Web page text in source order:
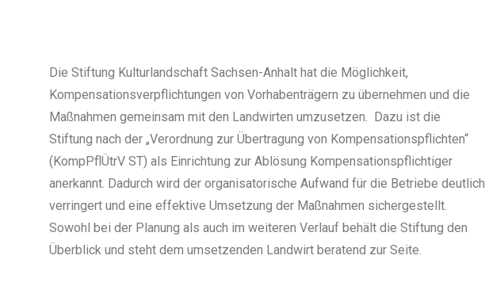
Die Stiftung Kulturlandschaft Sachsen-Anhalt hat die Möglichkeit,
Kompensationsverpflichtungen von Vorhabenträgern zu übernehmen und die
Maßnahmen gemeinsam mit den Landwirten umzusetzen. Dazu ist die
Stiftung nach der „Verordnung zur Übertragung von Kompensationspflichten“
(KompPflÜtrV ST) als Einrichtung zur Ablösung Kompensationspflichtiger
anerkannt. Dadurch wird der organisatorische Aufwand für die Betriebe deutlich
verringert und eine effektive Umsetzung der Maßnahmen sichergestellt.
Sowohl bei der Planung als auch im weiteren Verlauf behält die Stiftung den
Überblick und steht dem umsetzenden Landwirt beratend zur Seite.